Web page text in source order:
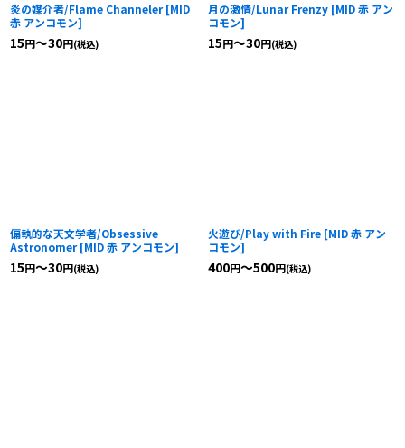
炎の媒介者/Flame Channeler [MID
赤 アンコモン]
15円～30円(税込)
月の激情/Lunar Frenzy [MID 赤 アン
コモン]
15円～30円(税込)
偏執的な天文学者/Obsessive
Astronomer [MID 赤 アンコモン]
15円～30円(税込)
火遊び/Play with Fire [MID 赤 アン
コモン]
400円～500円(税込)